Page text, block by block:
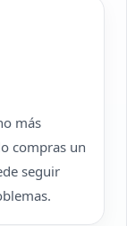
más
compras un
seguir